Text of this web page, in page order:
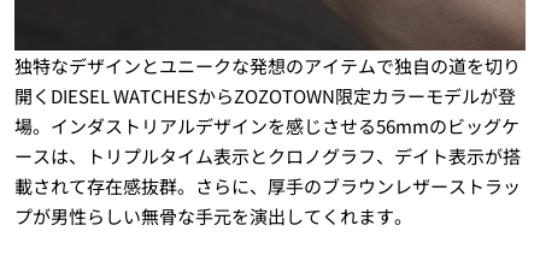
独特なデザインとユニークな発想のアイテムで独自の道を切り
開くDIESEL WATCHESからZOZOTOWN限定カラーモデルが登
場。インダストリアルデザインを感じさせる56mmのビッグケ
ースは、トリプルタイム表示とクロノグラフ、デイト表示が搭
載されて存在感抜群。さらに、厚手のブラウンレザーストラッ
プが男性らしい無骨な手元を演出してくれます。